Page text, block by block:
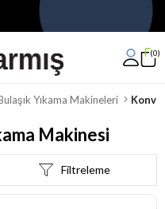
0
Yıkama Makineleri
Makinesi
Filtreleme